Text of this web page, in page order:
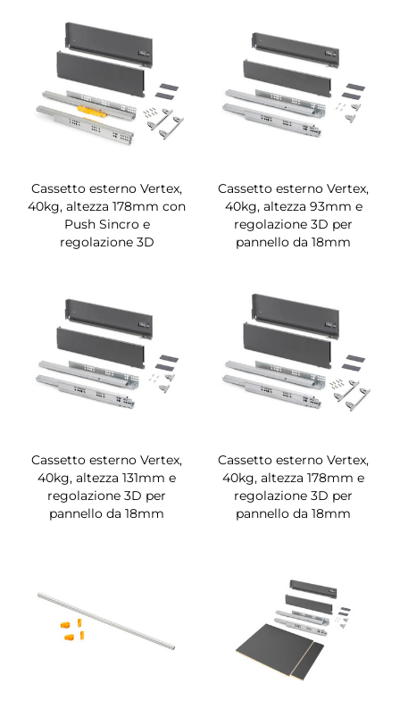
Cassetto esterno Vertex,
40kg, altezza 178mm con
Push Sincro e
regolazione 3D
Cassetto esterno Vertex,
40kg, altezza 93mm e
regolazione 3D per
pannello da 18mm
Cassetto esterno Vertex,
40kg, altezza 131mm e
regolazione 3D per
pannello da 18mm
Cassetto esterno Vertex,
40kg, altezza 178mm e
regolazione 3D per
pannello da 18mm